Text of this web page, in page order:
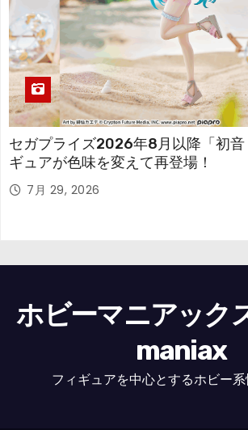
セガプライズ2026年8月以降「初音
ギュアが色味を変えて再登場！
7月 29, 2026
ホビーマニアック
maniax
フィギュアを中心とするホビー系